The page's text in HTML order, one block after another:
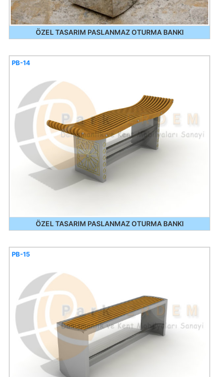
ÖZEL TASARIM PASLANMAZ OTURMA BANKI
ÖZEL TASARIM PASLANMAZ OTURMA BANKI
PB-14
PB-15